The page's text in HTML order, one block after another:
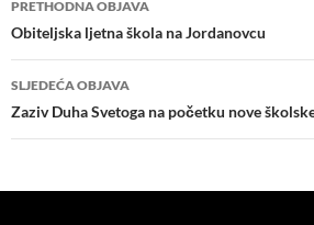
objava
PRETHODNA OBJAVA
Obiteljska ljetna škola na Jordanovcu
SLJEDEĆA OBJAVA
Zaziv Duha Svetoga na početku nove